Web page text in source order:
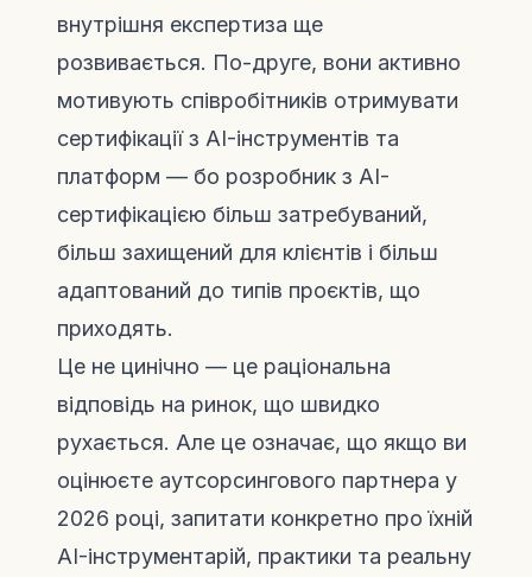
внутрішня експертиза ще
розвивається. По-друге, вони активно
мотивують співробітників отримувати
сертифікації з AI-інструментів та
платформ — бо розробник з AI-
сертифікацією більш затребуваний,
більш захищений для клієнтів і більш
адаптований до типів проєктів, що
приходять.
Це не цинічно — це раціональна
відповідь на ринок, що швидко
рухається. Але це означає, що якщо ви
оцінюєте аутсорсингового партнера у
2026 році, запитати конкретно про їхній
AI-інструментарій, практики та реальну